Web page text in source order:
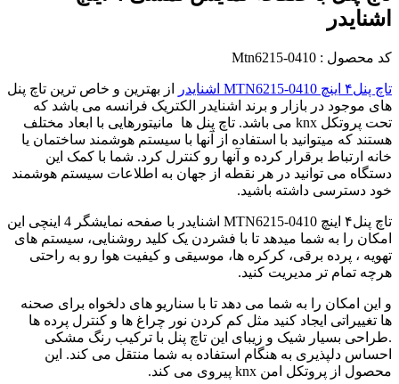
اشنایدر
کد محصول : Mtn6215-0410
تاچ‌ پنل۴ اینچ MTN6215-0410 اشنایدر
از بهترین و خاص ترین تاچ پنل
های موجود در بازار و برند اشنایدر الکتریک فرانسه می باشد که
تحت پروتکل knx می باشد. تاچ پنل ها مانیتورهایی با ابعاد مختلف
هستند که میتوانید با استفاده از آنها با سیستم هوشمند ساختمان یا
خانه ارتباط برقرار کرده و آنها رو کنترل کرد. شما با کمک این
دستگاه می توانید در هر نقطه از جهان به اطلاعات سیستم هوشمند
خود دسترسی داشته باشید.
تاچ‌ پنل۴ اینچ MTN6215-0410 اشنایدر با صفحه نمایشگر 4 اینچی این
امکان را به شما میدهد تا با فشردن یک کلید روشنایی، سیستم های
تهویه ، پرده برقی، کرکره ها، موسیقی و کیفیت هوا رو به راحتی
هرچه تمام تر مدیریت کنید.
و این امکان را به شما می دهد تا با سناریو های دلخواه برای صحنه
ها تغییراتی ایجاد کنید مثل کم کردن نور چراغ ها و کنترل پرده ها
.طراحی بسیار شیک و زیبای این تاچ پنل با ترکیب رنگ مشکی
احساس دلپذیری به هنگام استفاده به شما منتقل می کند. این
محصول از پروتکل امن knx پیروی می کند.